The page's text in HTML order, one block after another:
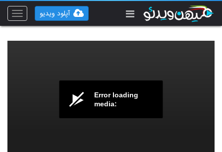
Toggle
آپلود ویدیو
Error loading
media: